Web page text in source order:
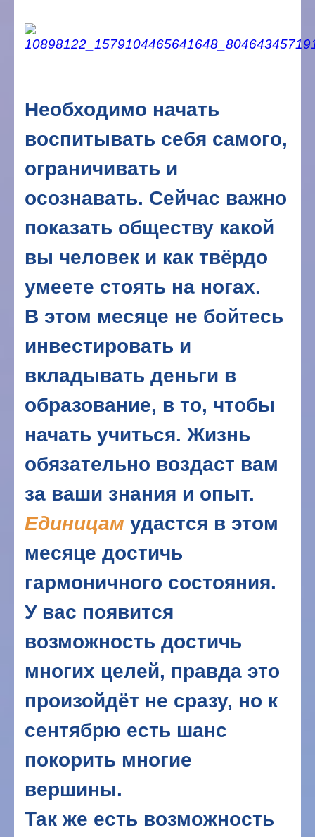
Необходимо начать
воспитывать себя самого,
ограничивать и
осознавать. Сейчас важно
показать обществу какой
вы человек и как твёрдо
умеете стоять на ногах.
В этом месяце не бойтесь
инвестировать и
вкладывать деньги в
образование, в то, чтобы
начать учиться. Жизнь
обязательно воздаст вам
за ваши знания и опыт.
Единицам удастся в этом
месяце достичь
гармоничного состояния.
У вас появится
возможность достичь
многих целей, правда это
произойдёт не сразу, но к
сентябрю есть шанс
покорить многие
вершины.
Так же есть возможность